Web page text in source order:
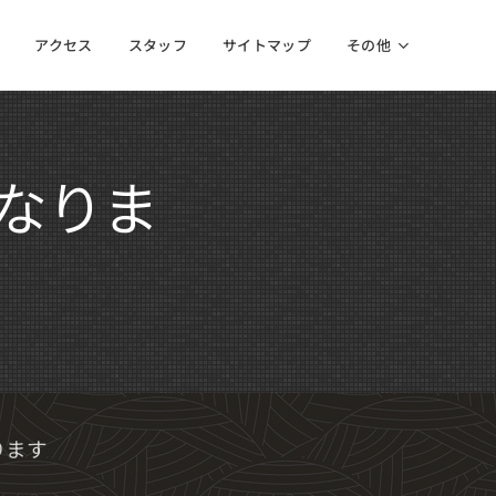
アクセス スタッフ サイトマップ その他
りま
す